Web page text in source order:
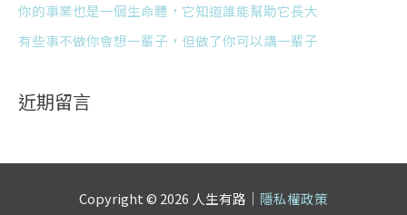
你的事業也是一個生命體，它知道誰能幫助它長大
有些事不做你會想一輩子，但做了你可以講一輩子
近期留言
Copyright © 2026 人生有路｜ 隱私權政策